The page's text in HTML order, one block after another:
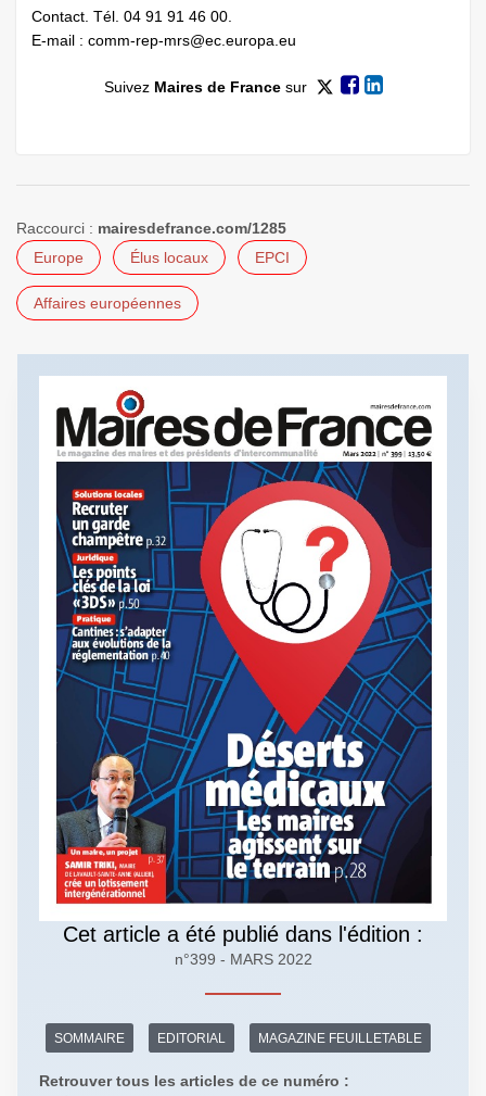
Contact. Tél. 04 91 91 46 00.
E-mail : comm-rep-mrs@ec.europa.eu
Suivez Maires de Francesur
Raccourci : mairesdefrance.com/1285
Europe
Élus locaux EPCI
Affaires européennes
Cet article a été publié dans l'édition :
n°399 - MARS 2022
SOMMAIRE EDITORIAL MAGAZINE FEUILLETABLE
Retrouver tous les articles de ce numéro :